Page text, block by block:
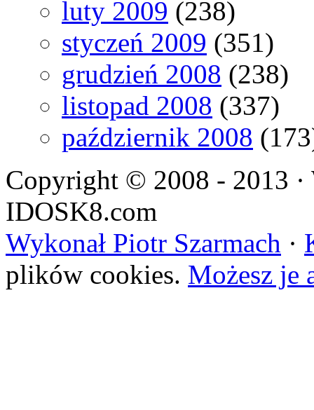
luty 2009 (238)
styczeń 2009 (351)
grudzień 2008 (238)
listopad 2008 (337)
październik 2008
Copyright © 2008 - 2013 ·
IDOSK8.com
Wykonał Piotr Szarmach ·
plików cookies. Możesz je